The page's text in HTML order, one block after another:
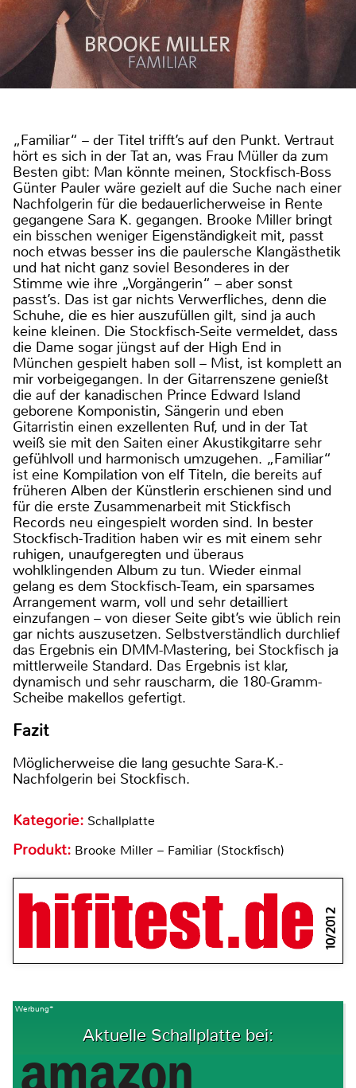
„Familiar“ – der Titel trifft’s auf den Punkt. Vertraut
hört es sich in der Tat an, was Frau Müller da zum
Besten gibt: Man könnte meinen, Stockfisch-Boss
Günter Pauler wäre gezielt auf die Suche nach einer
Nachfolgerin für die bedauerlicherweise in Rente
gegangene Sara K. gegangen. Brooke Miller bringt
ein bisschen weniger Eigenständigkeit mit, passt
noch etwas besser ins die paulersche Klangästhetik
und hat nicht ganz soviel Besonderes in der
Stimme wie ihre „Vorgängerin“ – aber sonst
passt’s. Das ist gar nichts Verwerfliches, denn die
Schuhe, die es hier auszufüllen gilt, sind ja auch
keine kleinen. Die Stockfisch-Seite vermeldet, dass
die Dame sogar jüngst auf der High End in
München gespielt haben soll – Mist, ist komplett an
mir vorbeigegangen. In der Gitarrenszene genießt
die auf der kanadischen Prince Edward Island
geborene Komponistin, Sängerin und eben
Gitarristin einen exzellenten Ruf, und in der Tat
weiß sie mit den Saiten einer Akustikgitarre sehr
gefühlvoll und harmonisch umzugehen. „Familiar“
ist eine Kompilation von elf Titeln, die bereits auf
früheren Alben der Künstlerin erschienen sind und
für die erste Zusammenarbeit mit Stickfisch
Records neu eingespielt worden sind. In bester
Stockfisch-Tradition haben wir es mit einem sehr
ruhigen, unaufgeregten und überaus
wohlklingenden Album zu tun. Wieder einmal
gelang es dem Stockfisch-Team, ein sparsames
Arrangement warm, voll und sehr detailliert
einzufangen – von dieser Seite gibt’s wie üblich rein
gar nichts auszusetzen. Selbstverständlich durchlief
das Ergebnis ein DMM-Mastering, bei Stockfisch ja
mittlerweile Standard. Das Ergebnis ist klar,
dynamisch und sehr rauscharm, die 180-Gramm-
Scheibe makellos gefertigt.
Fazit
Möglicherweise die lang gesuchte Sara-K.-
Nachfolgerin bei Stockfisch.
Kategorie: Schallplatte
Produkt: Brooke Miller – Familiar (Stockfisch)
10/2012
Werbung*
Aktuelle Schallplatte bei: